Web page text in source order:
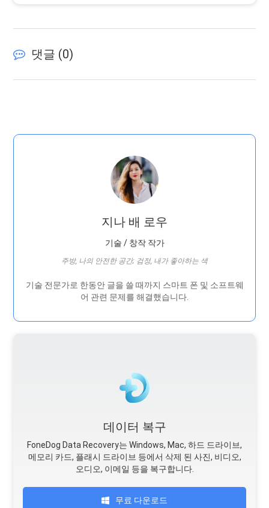
댓글 (0)
지나 배 로우
기술 / 창작 작가
주방, 나의 안전한 공간; 검정, 내가 좋아하는 색
기술 전문가로 한동안 글을 쓸 때까지 스마트 폰 및 소프트웨
어 관련 문제를 해결했습니다.
데이터 복구
FoneDog Data Recovery는 Windows, Mac, 하드 드라이브,
메모리 카드, 플래시 드라이브 등에서 삭제 된 사진, 비디오,
오디오, 이메일 등을 복구합니다.
무료 다운로드